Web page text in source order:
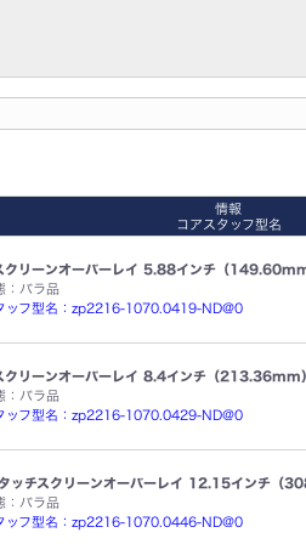
情報
コアスタッフ型名
クリーンオーバーレイ 5.88インチ（149.60mm
：バラ品
ッフ型名：zp2216-1070.0419-ND@0
クリーンオーバーレイ 8.4インチ（213.36mm
：バラ品
ッフ型名：zp2216-1070.0429-ND@0
ッチスクリーンオーバーレイ 12.15インチ（
：バラ品
ッフ型名：zp2216-1070.0446-ND@0